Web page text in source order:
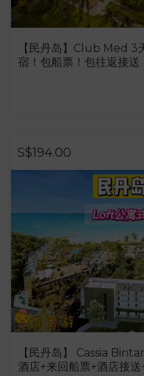
【民丹岛】Club Med 3
宿！包船票！包往返接送
S$194.00
【民丹岛】 Cassia
酒店+来回船票+酒店接